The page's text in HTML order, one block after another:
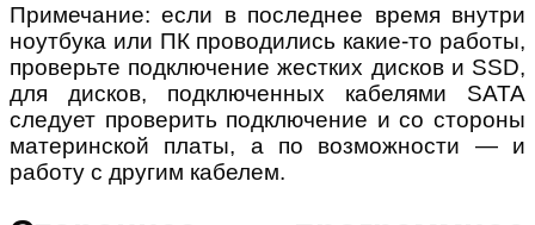
Примечание: если в последнее время внутри
ноутбука или ПК проводились какие-то работы,
проверьте подключение жестких дисков и SSD,
для дисков, подключенных кабелями SATA
следует проверить подключение и со стороны
материнской платы, а по возможности — и
работу с другим кабелем.